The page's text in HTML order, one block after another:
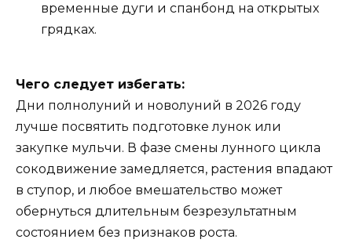
временные дуги и спанбонд на открытых
грядках.
Чего следует избегать:
Дни полнолуний и новолуний в 2026 году
лучше посвятить подготовке лунок или
закупке мульчи. В фазе смены лунного цикла
сокодвижение замедляется, растения впадают
в ступор, и любое вмешательство может
обернуться длительным безрезультатным
состоянием без признаков роста.